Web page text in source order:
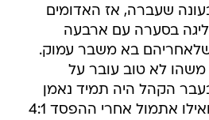
שעברה, אז האדומים
בסערה עם ארבעה
שלאחריהם בא משבר עמוק.
משהו לא טוב עובר על
הקהל היה תמיד נאמן
וסבלני כלפי המועדון ואילו אתמול אחרי ההפסד 4:1